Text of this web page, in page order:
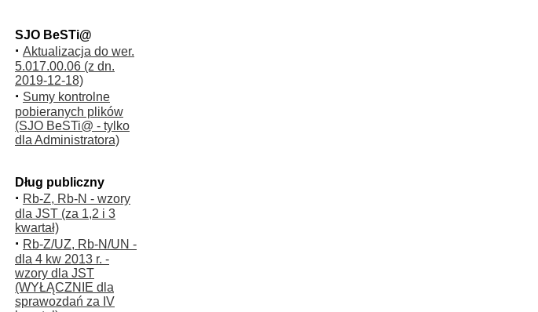
SJO BeSTi@
· Aktualizacja do wer.
5.017.00.06 (z dn.
2019-12-18)
· Sumy kontrolne
pobieranych plików
(SJO BeSTi@ - tylko
dla Administratora)
Dług publiczny
· Rb-Z, Rb-N - wzory
dla JST (za 1,2 i 3
kwartał)
· Rb-Z/UZ, Rb-N/UN -
dla 4 kw 2013 r. -
wzory dla JST
(WYŁĄCZNIE dla
sprawozdań za IV